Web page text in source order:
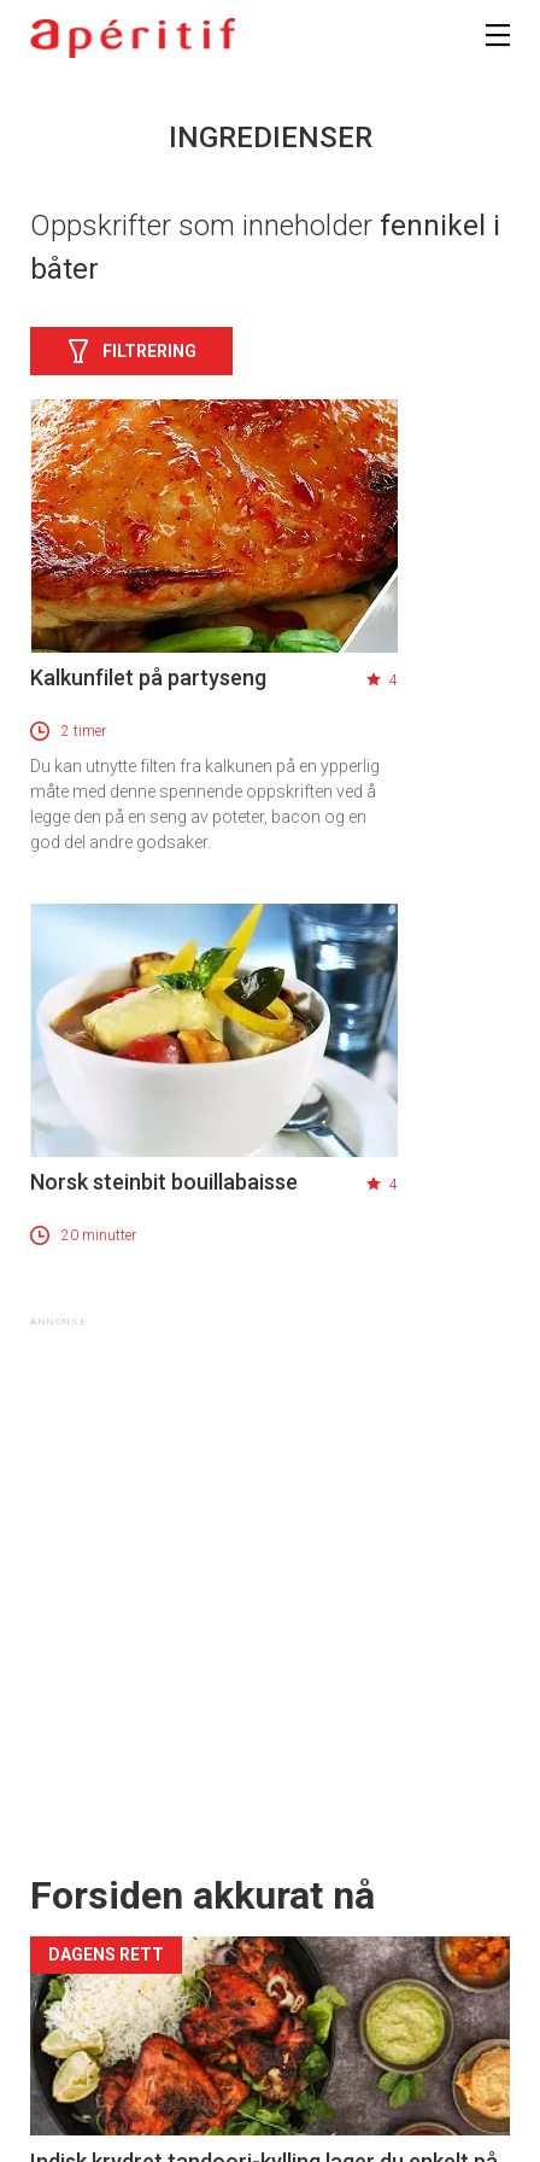
INGREDIENSER
Oppskrifter som inneholder fennikel i
båter
FILTRERING
Kalkunfilet på partyseng 4
2 timer
Du kan utnytte filten fra kalkunen på en ypperlig
måte med denne spennende oppskriften ved å
legge den på en seng av poteter, bacon og en
god del andre godsaker.
Norsk steinbit bouillabaisse 4
20 minutter
Forsiden akkurat nå
DAGENS RETT